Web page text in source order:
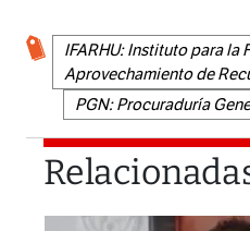
IFARHU: Instituto para la
Aprovechamiento de
PGN: Procuraduría